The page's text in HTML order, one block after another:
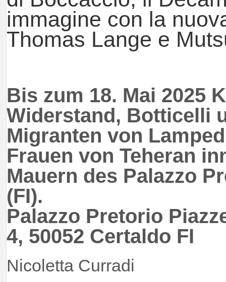
immagine con la
Thomas Lange e
Bis zum 18. Mai 2025
Widerstand, Botticelli
Migranten von
Frauen von Teheran
Mauern des Palazzo
(FI).
Palazzo Pretorio
4, 50052 Certaldo FI
Nicoletta Curradi